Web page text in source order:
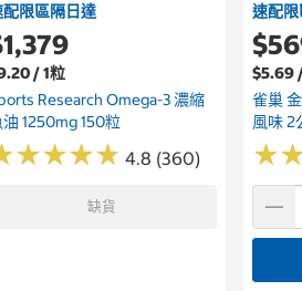
限區隔日達
/ 1粒
Research Omega-3 濃縮
油 1250mg 150粒
★★★★
★★★★ 4.8 (360)
缺貨
速配
$5.69
雀巢
風味 2
★
★